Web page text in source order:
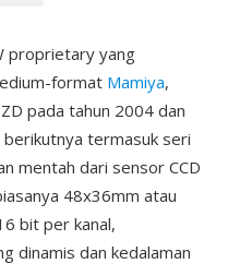
proprietary yang
format Mamiya,
pada tahun 2004 dan
termasuk seri
mentah dari sensor CCD
48x36mm atau
bit per kanal,
dinamis dan kedalaman